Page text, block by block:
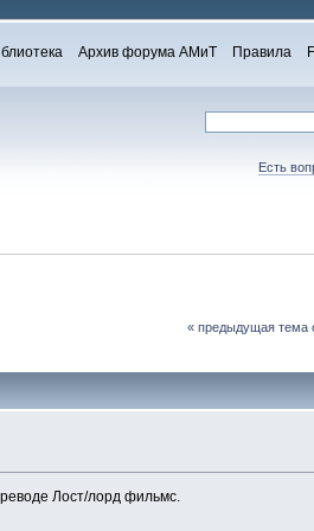
Архив форума АМиТ Правила
Есть
« предыдущая тема
Лост/лорд фильмс.